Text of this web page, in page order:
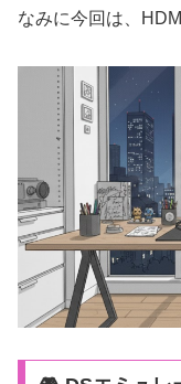
なみに今回は、